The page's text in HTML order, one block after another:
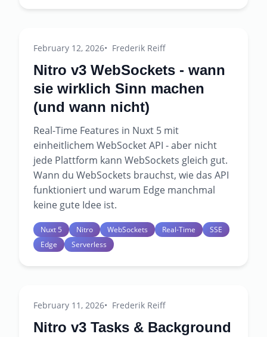
February 12, 2026 Frederik Reiff
Nitro v3 WebSockets - wann
sie wirklich Sinn machen
(und wann nicht)
Real-Time Features in Nuxt 5 mit
einheitlichem WebSocket API - aber nicht
jede Plattform kann WebSockets gleich gut.
Wann du WebSockets brauchst, wie das API
funktioniert und warum Edge manchmal
keine gute Idee ist.
Nuxt 5 Nitro WebSockets Real-Time
SSE
Edge
Serverless
February 11, 2026 Frederik Reiff
Nitro v3 Tasks & Background